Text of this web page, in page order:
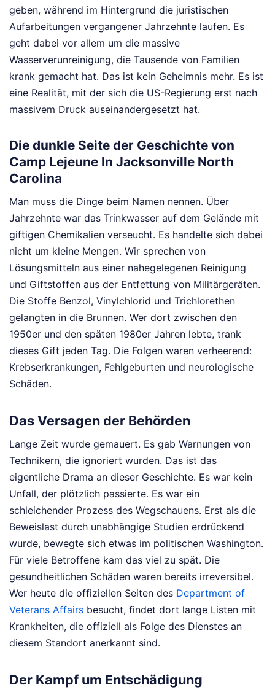
geben, während im Hintergrund die juristischen
Aufarbeitungen vergangener Jahrzehnte laufen. Es
geht dabei vor allem um die massive
Wasserverunreinigung, die Tausende von Familien
krank gemacht hat. Das ist kein Geheimnis mehr. Es ist
eine Realität, mit der sich die US-Regierung erst nach
massivem Druck auseinandergesetzt hat.
Die dunkle Seite der Geschichte von
Camp Lejeune In Jacksonville North
Carolina
Man muss die Dinge beim Namen nennen. Über
Jahrzehnte war das Trinkwasser auf dem Gelände mit
giftigen Chemikalien verseucht. Es handelte sich dabei
nicht um kleine Mengen. Wir sprechen von
Lösungsmitteln aus einer nahegelegenen Reinigung
und Giftstoffen aus der Entfettung von Militärgeräten.
Die Stoffe Benzol, Vinylchlorid und Trichlorethen
gelangten in die Brunnen. Wer dort zwischen den
1950er und den späten 1980er Jahren lebte, trank
dieses Gift jeden Tag. Die Folgen waren verheerend:
Krebserkrankungen, Fehlgeburten und neurologische
Schäden.
Das Versagen der Behörden
Lange Zeit wurde gemauert. Es gab Warnungen von
Technikern, die ignoriert wurden. Das ist das
eigentliche Drama an dieser Geschichte. Es war kein
Unfall, der plötzlich passierte. Es war ein
schleichender Prozess des Wegschauens. Erst als die
Beweislast durch unabhängige Studien erdrückend
wurde, bewegte sich etwas im politischen Washington.
Für viele Betroffene kam das viel zu spät. Die
gesundheitlichen Schäden waren bereits irreversibel.
Wer heute die offiziellen Seiten des Department of
Veterans Affairs besucht, findet dort lange Listen mit
Krankheiten, die offiziell als Folge des Dienstes an
diesem Standort anerkannt sind.
Der Kampf um Entschädigung